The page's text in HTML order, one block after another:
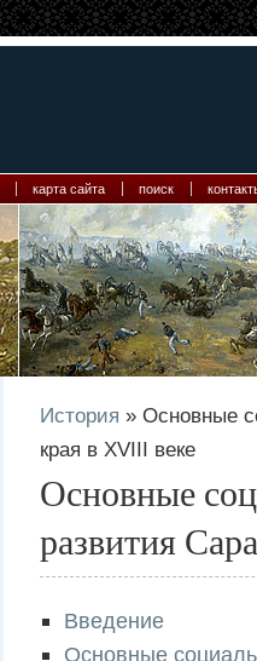
карта сайта поиск
История » Основные
края в XVIII веке
Основные
развития
Введение
Основные